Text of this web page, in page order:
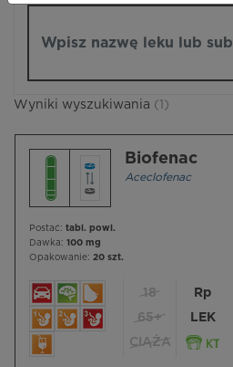
Wyniki wyszukiwania (1)
Biofenac
Aceclofenac
Postać: tabl. powl.
Dawka: 100 mg
Opakowanie: 20 szt.
18
65+
CIĄŻA
Rp
LEK